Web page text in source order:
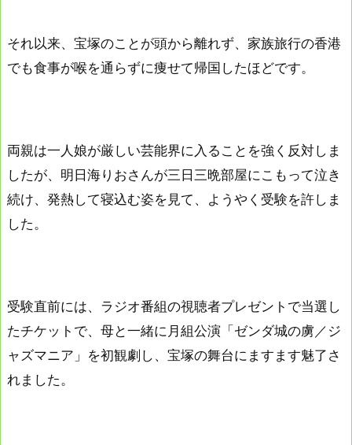
それ以来、宝塚のことが頭から離れず、家族旅行の香港
でも食事が喉を通らずに痩せて帰国したほどです。
両親は一人娘が厳しい芸能界に入ることを強く反対しま
したが、明日海りおさんが三日三晩部屋にこもって泣き
続け、発熱して寝込む姿を見て、ようやく受験を許しま
した。
受験直前には、ラジオ番組の視聴者プレゼントで当選し
たチケットで、母と一緒に月組公演「ゼンダ城の虜／ジ
ャズマニア」を初観劇し、宝塚の舞台にますます魅了さ
れました。